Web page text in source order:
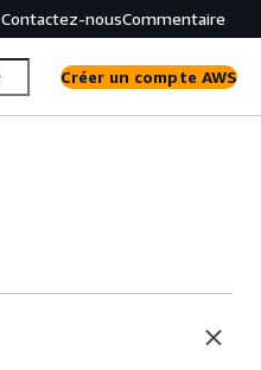
Contactez-nousCommentaire
Créer un compte AWS